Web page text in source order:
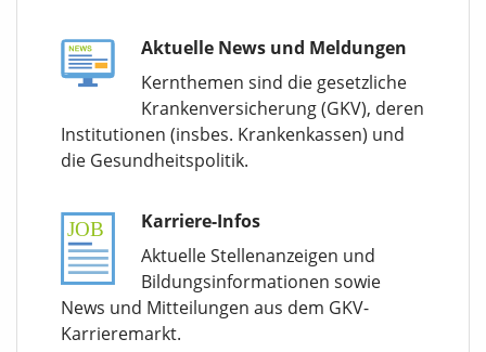
Aktuelle News und Meldungen
Kernthemen sind die gesetzliche
Krankenversicherung (GKV), deren
Institutionen (insbes. Krankenkassen) und
die Gesundheitspolitik.
Karriere-Infos
Aktuelle Stellenanzeigen und
Bildungsinformationen sowie
News und Mitteilungen aus dem GKV-
Karrieremarkt.